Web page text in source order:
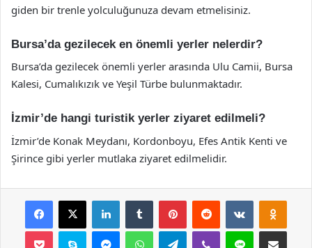
giden bir trenle yolculuğunuza devam etmelisiniz.
Bursa’da gezilecek en önemli yerler nelerdir?
Bursa’da gezilecek önemli yerler arasında Ulu Camii, Bursa
Kalesi, Cumalıkızık ve Yeşil Türbe bulunmaktadır.
İzmir’de hangi turistik yerler ziyaret edilmeli?
İzmir’de Konak Meydanı, Kordonboyu, Efes Antik Kenti ve
Şirince gibi yerler mutlaka ziyaret edilmelidir.
Facebook
X LinkedInTumblr PinterestReddit VKontakte
Pocket Skype MessengerWhatsAppTelegramViber Line E-Posta ile